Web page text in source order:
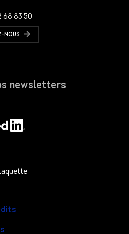
68 83 50
NOUS
newsletters